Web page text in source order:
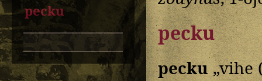
pecku
pecku
pecku„vihe